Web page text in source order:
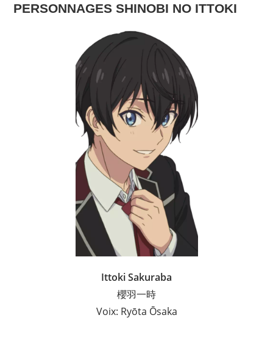
PERSONNAGES SHINOBI NO ITTOKI
Ittoki Sakuraba
櫻羽一時
Voix: Ryōta Ōsaka